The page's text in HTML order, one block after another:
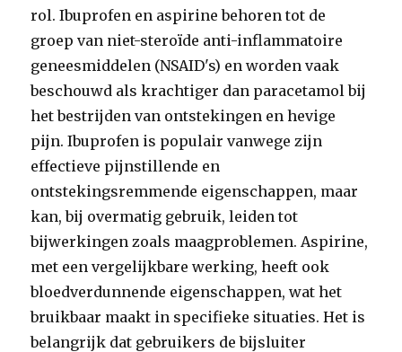
rol. Ibuprofen en aspirine behoren tot de
groep van niet-steroïde anti-inflammatoire
geneesmiddelen (NSAID's) en worden vaak
beschouwd als krachtiger dan paracetamol bij
het bestrijden van ontstekingen en hevige
pijn. Ibuprofen is populair vanwege zijn
effectieve pijnstillende en
ontstekingsremmende eigenschappen, maar
kan, bij overmatig gebruik, leiden tot
bijwerkingen zoals maagproblemen. Aspirine,
met een vergelijkbare werking, heeft ook
bloedverdunnende eigenschappen, wat het
bruikbaar maakt in specifieke situaties. Het is
belangrijk dat gebruikers de bijsluiter